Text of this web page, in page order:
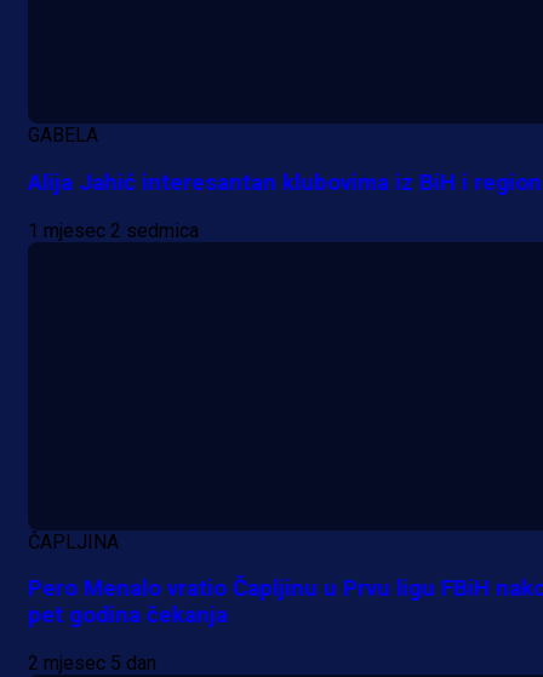
GABELA
Alija Jahić interesantan klubovima iz BiH i
1 mjesec 2 sedmica
ČAPLJINA
Pero Menalo vratio Čapljinu u Prvu ligu FBiH
pet godina čekanja
2 mjesec 5 dan